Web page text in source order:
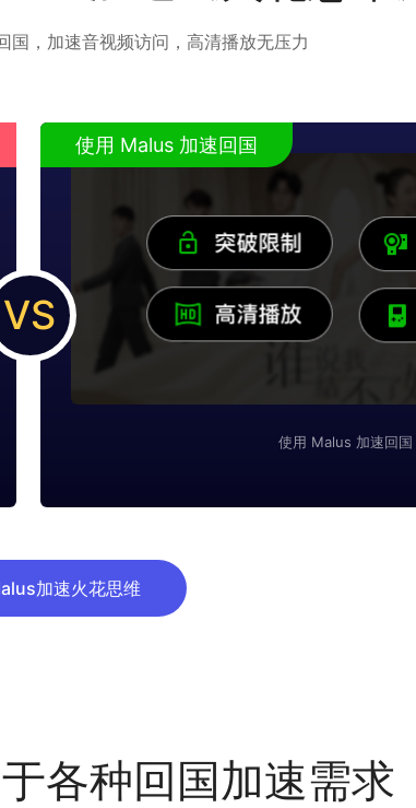
国，加速音视频访问，高清播放无压力
VS
使用 Malus 加速回国
使用 Malus 加速回国
加速火花思维
各种回国加速需求